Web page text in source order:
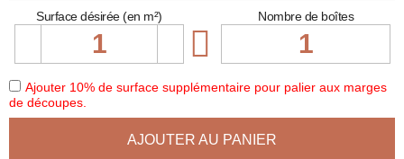
Surface désirée (en m²) Nombre de boîtes

Ajouter 10% de surface supplémentaire pour palier aux marges
de découpes.
AJOUTER AU PANIER